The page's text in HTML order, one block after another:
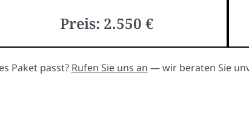
Preis: 2.550 €
Paket passt? Rufen Sie uns an — wir beraten Sie